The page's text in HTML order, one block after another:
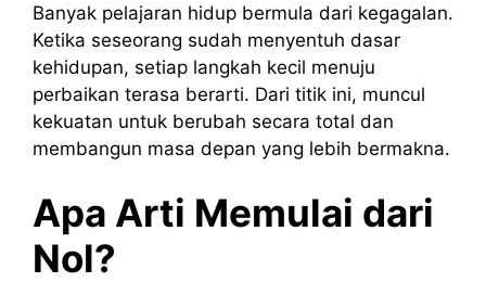
Banyak pelajaran hidup bermula dari kegagalan.
Ketika seseorang sudah menyentuh dasar
kehidupan, setiap langkah kecil menuju
perbaikan terasa berarti. Dari titik ini, muncul
kekuatan untuk berubah secara total dan
membangun masa depan yang lebih bermakna.
Apa Arti Memulai dari
Nol?